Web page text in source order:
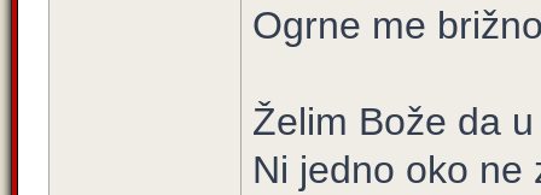
Ogrne me
Želim Bože da
Ni jedno oko ne